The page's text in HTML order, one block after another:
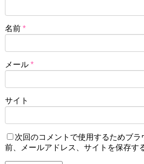
名前 *
メール *
サイト
次回のコメントで使用するためブラ
前、メールアドレス、サイトを保存す